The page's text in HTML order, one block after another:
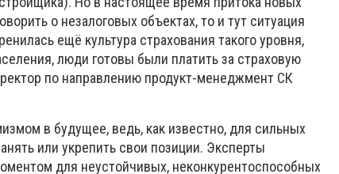
о незалоговых объектах, то и тут ситуация
ещё культура страхования такого уровня,
люди готовы были платить за страховую
по направлению продукт-менеджмент СК
в будущее, ведь, как известно, для сильных
или укрепить свои позиции. Эксперты
для неустойчивых, неконкурентоспособных